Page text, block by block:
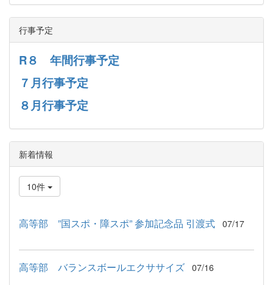
行事予定
R８ 年間行事予定
７月行事予定
８月行事予定
新着情報
10件
高等部 ”国スポ・障スポ” 参加記念品 引渡式 07/17
高等部 バランスボールエクササイズ 07/16